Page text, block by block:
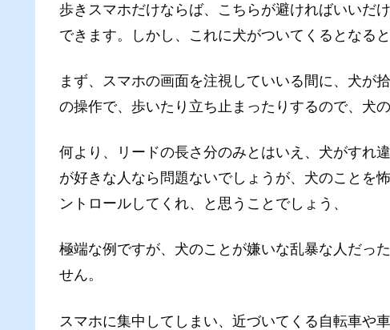
歩きスマホだけならば、こちらが避ければいいだ
できます。しかし、これに犬がついてくるとなる
まず、スマホの画面を注視していいる間に、犬が
の操作で、歩いたり立ち止まったりするので、犬
何より、リードの長さ分のみとはいえ、犬がすれ
が好きな人なら問題ないでしょうが、犬のことを
ントロールしてくれ、と思うことでしょう、
極端な例ですが、犬のことが嫌いな乱暴な人だっ
せん。
スマホに集中してしまい、近づいてくる自転車や